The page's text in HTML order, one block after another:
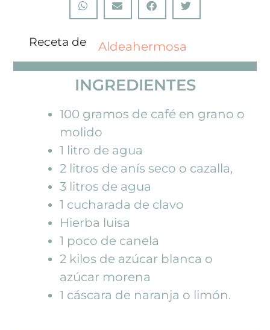
Receta de Aldeahermosa
INGREDIENTES
100 gramos de café en grano o
molido
1 litro de agua
2 litros de anís seco o cazalla,
3 litros de agua
1 cucharada de clavo
Hierba luisa
1 poco de canela
2 kilos de azúcar blanca o
azúcar morena
1 cáscara de naranja o limón.